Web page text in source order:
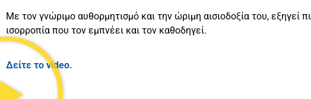
Με τον γνώριμο αυθορμητισμό και την ώριμη αισιοδοξία του,
ισορροπία που τον εμπνέει και τον καθοδηγεί.
Δείτε το video.